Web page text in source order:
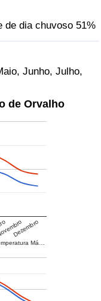
de dia chuvoso 51%
Junho, Julho,
de Orvalho
Má…
Dezembro